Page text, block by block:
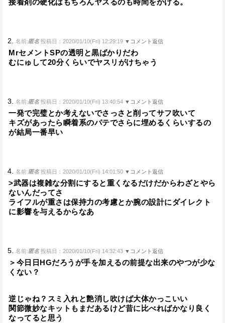
接着剤の硬化はもちろんヤスるのも時間をかける。
2. 名前:匿名 投稿日：2020/01/10(Fri) 12:29:19 ▼コメント返信
MrセメントSPの透明と黒ばかりだわ
むにゅして20分くらいでヤスリがけちゃう
3. 名前:匿名 投稿日：2020/01/10(Fri) 13:40:54 ▼コメント返信
一発で完璧とか考えないでさっさと削ってサフ吹いて
キズがあったら瞬着系のパテでさらに埋めるくらいするの
が結局一番早い
4. 名前:匿名 投稿日：2020/01/10(Fri) 14:01:50 ▼コメント返信
>武器は複雑な分割にすると重くなるだけだからわざとやら
ないんだってさ
ライフルが重さは保持力の考慮とか腕の設計にダイレクト
に影響を与えるからなあ
5. 名前:匿名 投稿日：2020/01/10(Fri) 14:32:43 ▼コメント返信
＞今日日HGだろうが手を加えるの前提な出来のやつが少な
くない？
逆じゃね？スミ入れと艶消し吹けば大体かっこいい
関節微妙なキットもまだあるけど昔に比べればかなり良く
なってると思う